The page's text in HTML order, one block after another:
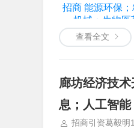
查看全文
廊坊经济技
息；人工智能
招商引资葛毅明